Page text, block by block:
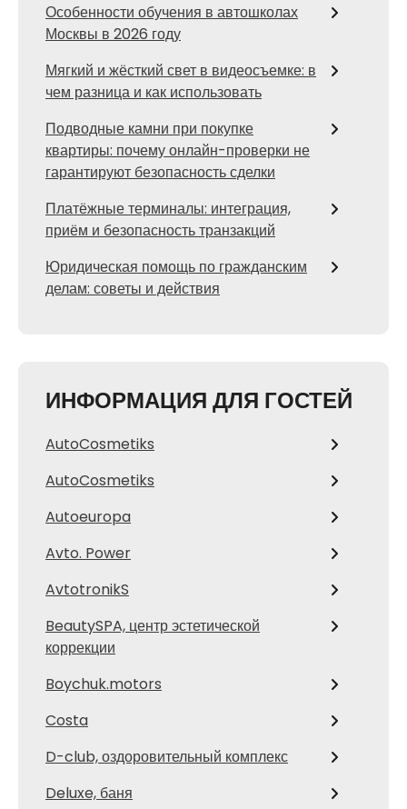
Особенности обучения в автошколах
Москвы в 2026 году
Мягкий и жёсткий свет в видеосъемке: в
чем разница и как использовать
Подводные камни при покупке
квартиры: почему онлайн-проверки не
гарантируют безопасность сделки
Платёжные терминалы: интеграция,
приём и безопасность транзакций
Юридическая помощь по гражданским
делам: советы и действия
ИНФОРМАЦИЯ ДЛЯ ГОСТЕЙ
AutoCosmetiks
AutoCosmetiks
Autoeuropa
Avto. Power
AvtotronikS
BeautySPA, центр эстетической
коррекции
Boychuk.motors
Costa
D-club, оздоровительный комплекс
Deluxe, баня